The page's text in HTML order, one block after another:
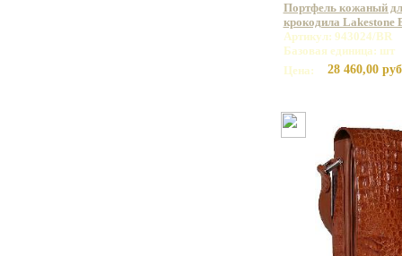
Портфель кожаный
крокодила Lakestone
Артикул: 943024/BR
Базовая единица: шт
Цена:
28 460,00